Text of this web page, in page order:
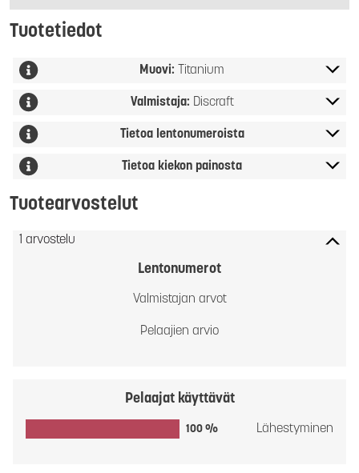
Tuotetiedot
Muovi: Titanium
Valmistaja: Discraft
Tietoa lentonumeroista
Tietoa kiekon painosta
Tuotearvostelut
1 arvostelu
Lentonumerot
Valmistajan arvot
Pelaajien arvio
Pelaajat käyttävät
100 % Lähestyminen